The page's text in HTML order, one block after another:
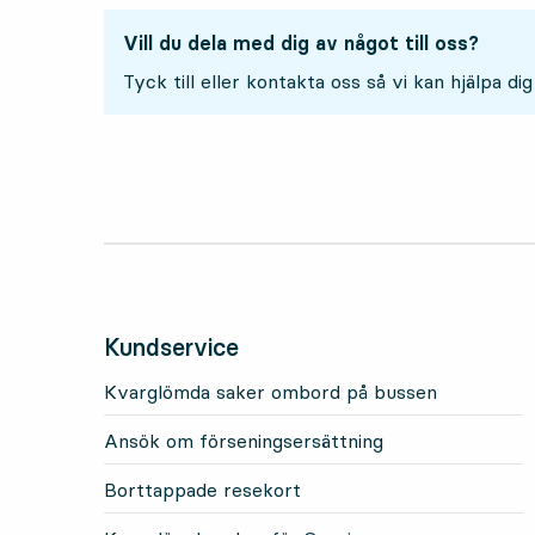
Vill du dela med dig av något till oss?
Tyck till eller kontakta oss så vi kan hjälpa
Kundservice
Kvarglömda saker ombord på bussen
Ansök om förseningsersättning
Borttappade resekort